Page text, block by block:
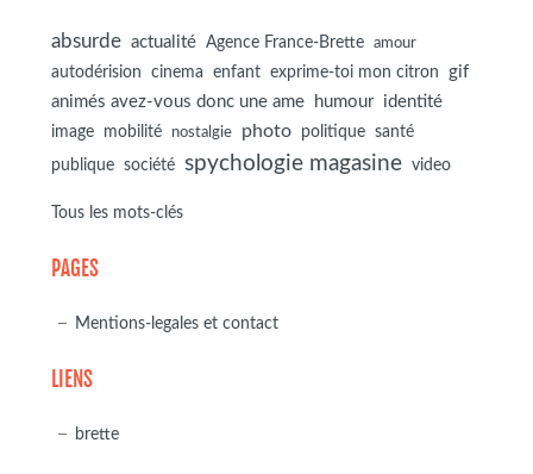
absurde actualité Agence France-Brette amour
autodérision cinema enfant exprime-toi mon citron
gif
animés avez-vous donc une ame
humour identité
image mobilité nostalgie photo politique
santé
publique
société spychologie magasine video
Tous les mots-clés
PAGES
Mentions-legales et contact
LIENS
brette